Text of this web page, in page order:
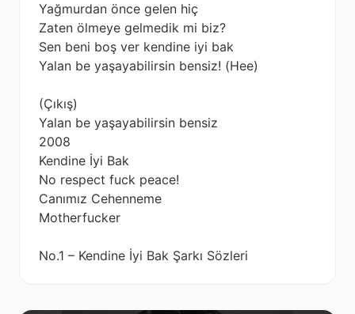
Yağmurdan önce gelen hiç
Zaten ölmeye gelmedik mi biz?
Sen beni boş ver kendine iyi bak
Yalan be yaşayabilirsin bensiz! (Hee)
(Çıkış)
Yalan be yaşayabilirsin bensiz
2008
Kendine İyi Bak
No respect fuck peace!
Canımız Cehenneme
Motherfucker
No.1 – Kendine İyi Bak Şarkı Sözleri